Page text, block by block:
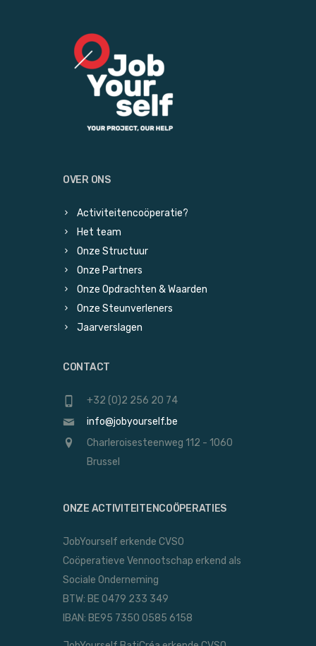
OVER ONS
Activiteitencoöperatie?
Het team
Onze Structuur
Onze Partners
Onze Opdrachten & Waarden
Onze Steunverleners
Jaarverslagen
CONTACT
+32 (0)2 256 20 74
info@jobyourself.be
Charleroisesteenweg 112 - 1060
Brussel
ONZE ACTIVITEITENCOÖPERATIES
JobYourself erkende CVSO
Coöperatieve Vennootschap erkend als
Sociale Onderneming
BTW: BE 0479 233 349
IBAN: BE95 7350 0585 6158